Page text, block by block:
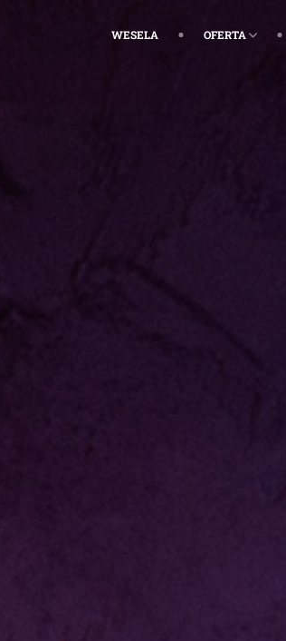
WESELA OFERTA